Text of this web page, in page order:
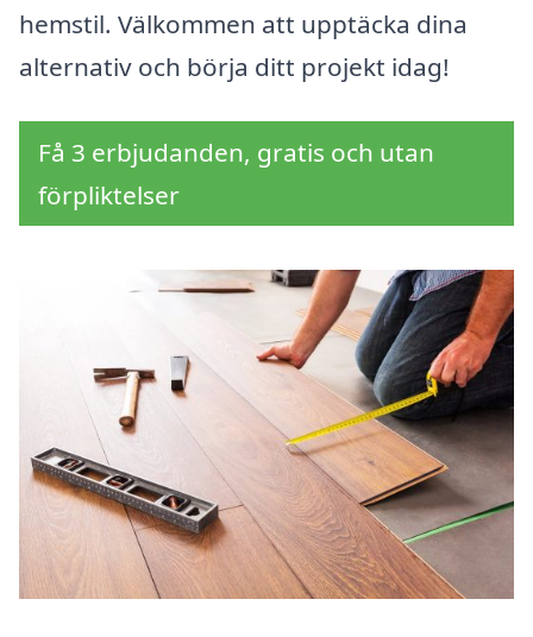
hemstil. Välkommen att upptäcka dina
alternativ och börja ditt projekt idag!
Få 3 erbjudanden, gratis och utan
förpliktelser